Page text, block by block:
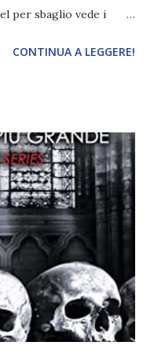
per sbaglio vede i
come combattere i puri.
di cosa pensano,
strage, piuttosto è lì
puro" che
altri mezzi angeli, tipo
da altri ibridi, si reca
cercano nella
con gli angeli puri,
CONTINUA A LEGGERE!